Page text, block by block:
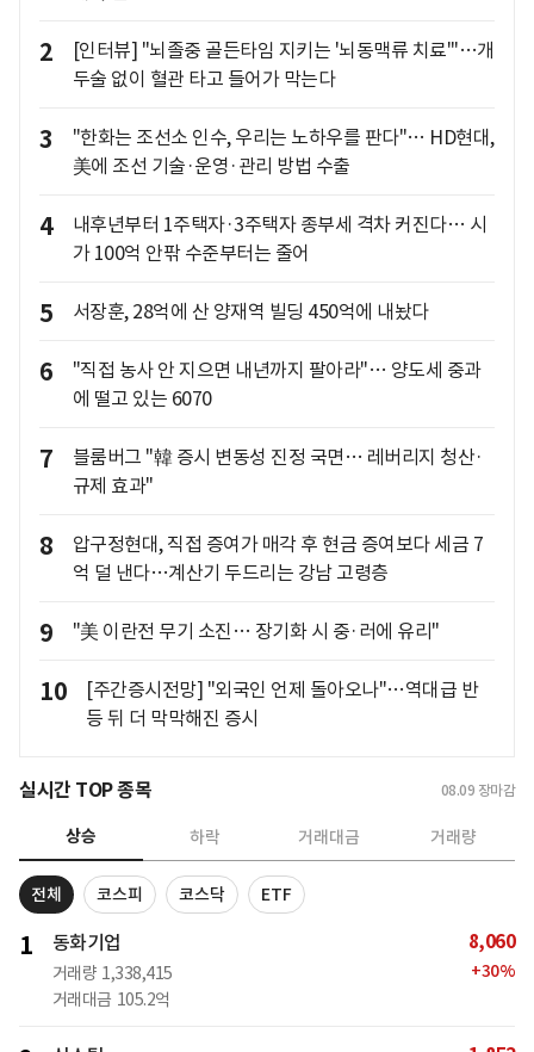
2
[인터뷰] "뇌졸중 골든타임 지키는 '뇌동맥류 치료'"…개
두술 없이 혈관 타고 들어가 막는다
3
"한화는 조선소 인수, 우리는 노하우를 판다"… HD현대,
美에 조선 기술·운영·관리 방법 수출
4
내후년부터 1주택자·3주택자 종부세 격차 커진다… 시
가 100억 안팎 수준부터는 줄어
5 서장훈, 28억에 산 양재역 빌딩 450억에 내놨다
6
"직접 농사 안 지으면 내년까지 팔아라"… 양도세 중과
에 떨고 있는 6070
7
블룸버그 "韓 증시 변동성 진정 국면… 레버리지 청산·
규제 효과"
8
압구정현대, 직접 증여가 매각 후 현금 증여보다 세금 7
억 덜 낸다…계산기 두드리는 강남 고령층
9 "美 이란전 무기 소진… 장기화 시 중·러에 유리"
10
[주간증시전망] "외국인 언제 돌아오나"…역대급 반
등 뒤 더 막막해진 증시
실시간 TOP 종목 08.09 장마감
상승 하락 거래대금 거래량
전체 코스피 코스닥 ETF
1 동화기업
거래량 1,338,415
거래대금 105.2억
8,060
+30%